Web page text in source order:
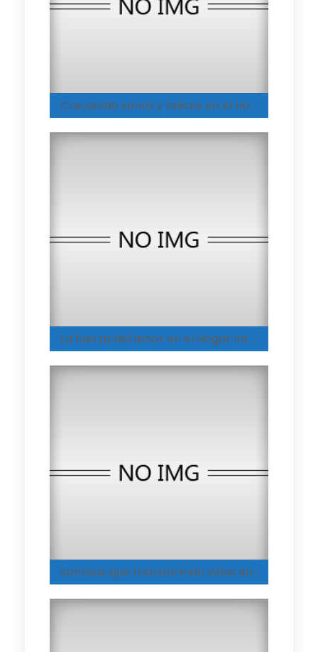
Creciendo sanos y felices en el Hogar Integral de Coyaima
La fuerza del amor en el Hogar Integral de Melgar
Sonrisas que transforman vidas en el Hogar Integral de Medellín